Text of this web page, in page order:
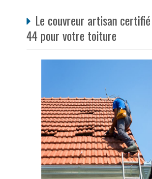
Le couvreur artisan
44 pour votre toiture